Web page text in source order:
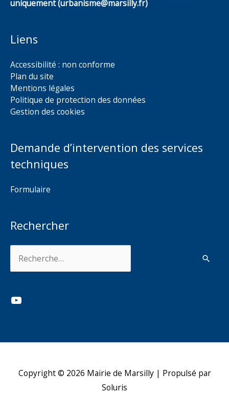
uniquement (urbanisme@marsilly.fr)
Liens
Accessibilité : non conforme
Plan du site
Mentions légales
Politique de protection des données
Gestion des cookies
Demande d’intervention des services
techniques
Formulaire
Rechercher
YouTube
Copyright © 2026 Mairie de Marsilly| Propulsé par
Soluris